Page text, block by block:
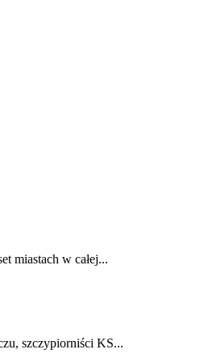
miastach w całej...
szczypiorniści KS...